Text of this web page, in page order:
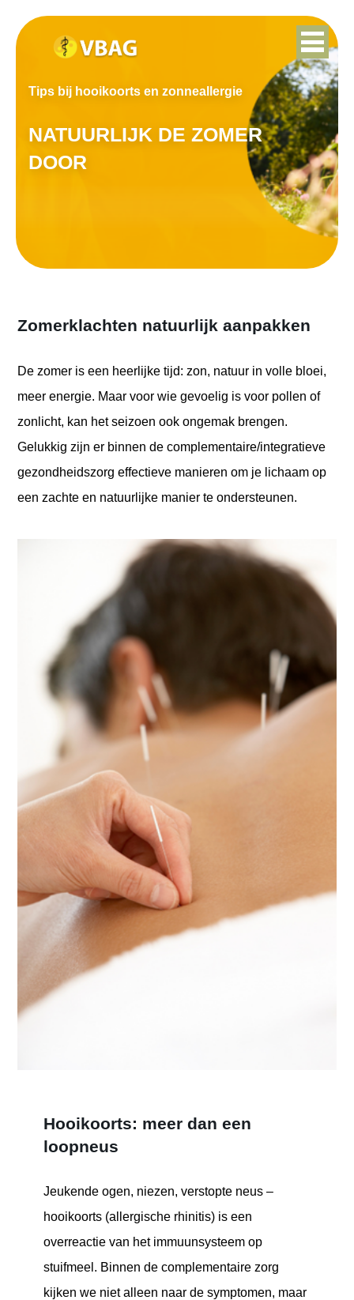
Tips bij hooikoorts en zonneallergie
NATUURLIJK DE ZOMER
DOOR
Zomerklachten natuurlijk aanpakken
De zomer is een heerlijke tijd: zon, natuur in volle bloei,
meer energie. Maar voor wie gevoelig is voor pollen of
zonlicht, kan het seizoen ook ongemak brengen.
Gelukkig zijn er binnen de complementaire/integratieve
gezondheidszorg effectieve manieren om je lichaam op
een zachte en natuurlijke manier te ondersteunen.
Hooikoorts: meer dan een
loopneus
Jeukende ogen, niezen, verstopte neus –
hooikoorts (allergische rhinitis) is een
overreactie van het immuunsysteem op
stuifmeel. Binnen de complementaire zorg
kijken we niet alleen naar de symptomen, maar